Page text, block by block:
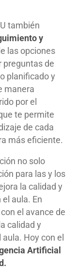
también
y
las opciones
preguntas de
planificado y
manera
por el
te permite
de cada
más eficiente.
no solo
para las y los
la calidad y
aula. En
el avance de
calidad y
Hoy con el
Artificial